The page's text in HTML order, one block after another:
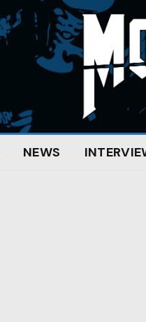
NEWS